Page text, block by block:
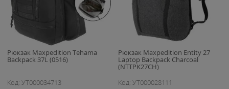
Рюкзак Maxpedition Tehama
Backpack 37L (0516)
Код: УТ000034713
Рюкзак Maxpedition Entity 27
Laptop Backpack Charcoal
(NTTPK27CH)
Код: УТ000028111